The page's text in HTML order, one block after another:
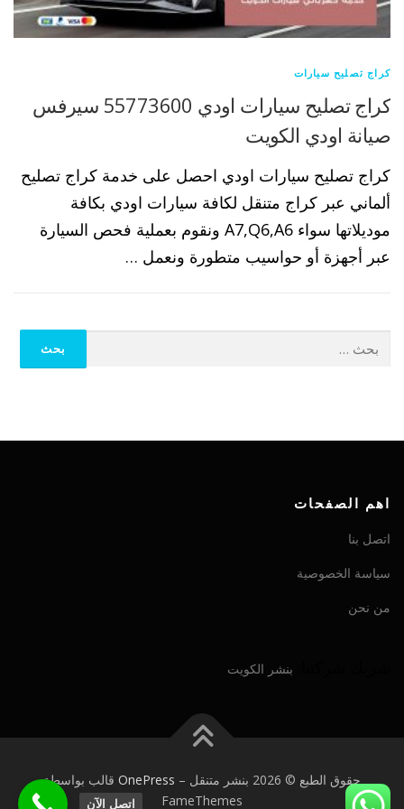
كراج تصليح سيارات
كراج تصليح سيارات اودي 55773600 سيرفس
صيانة اودي الكويت
كراج تصليح سيارات اودي احصل على خدمة كراج تصليح
ألماني عبر كراج متنقل لكافة سيارات اودي بكافة
موديلاتها سواء A7,Q6,A6 ونقوم بعملية فحص السيارة
عبر أجهزة أو حواسيب متطورة ونعمل …
اهم الصفحات
اتصل بنا
سياسة الخصوصية
من نحن
بنشر الكويت
حقوق الطبع © 2026 بنشر متنقل –
OnePress قالب بواسطة
FameThemes
اتصل الآن